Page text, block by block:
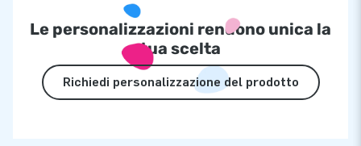
Le personalizzazioni rendono unica la
tua scelta
Richiedi personalizzazione del prodotto